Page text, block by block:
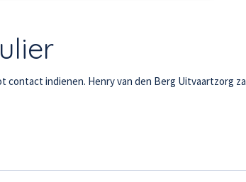
contact indienen. Henry van den Berg Uitvaartzorg